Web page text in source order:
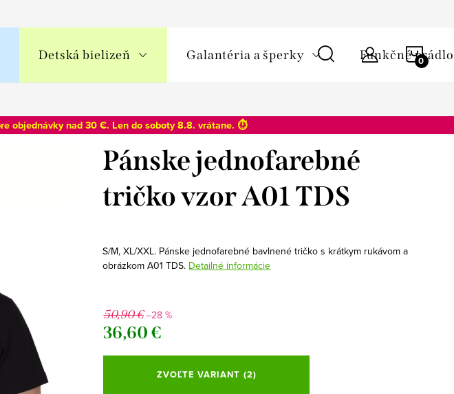
Detská bielizeň Galantéria a šperky Funkčné prádlo
objednávky nad 30 €. Len dosoboty 8.8. vrátane. ⏱️
Pánske jednofarebné
tričko vzor A01 TDS
S/M, XL/XXL. Pánske jednofarebné bavlnené tričko s krátkym rukávom a
obrázkom A01 TDS. Detailné informácie
50,90 €–28 %
36,60 €
Jednotková
ZVOĽTE VARIANT (2)